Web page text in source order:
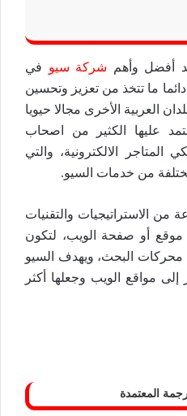
أفضل وأهم شركة سيو في
ما تتخذ من تعزيز وتحسين
العربية الأخرى مجالا حيويا
عليها الكثير من اصحاب
الالكترونية، والتي
من خدمات السيو.
الاستراتيجيات والتقنيات
أو صفحة الويب، لتكون
محركات البحث، ويهدف السيو
مواقع الويب وجعلها أكثر
المعتمدة